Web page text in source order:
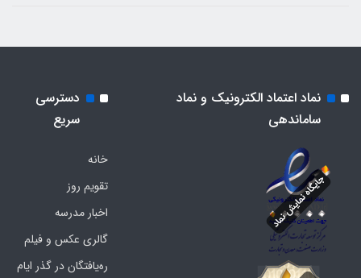
نماد اعتماد الکترونیک و نماد
ساماندهی
دسترسی
سریع
خانه
تقویم روز
اخبار مدرسه
گالری عکس و فیلم
ره‌یافتگان در گذر ایام